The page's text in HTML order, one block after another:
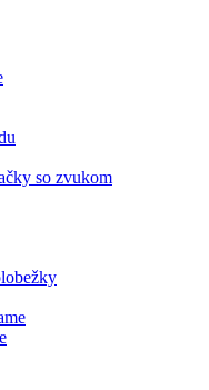
so zvukom